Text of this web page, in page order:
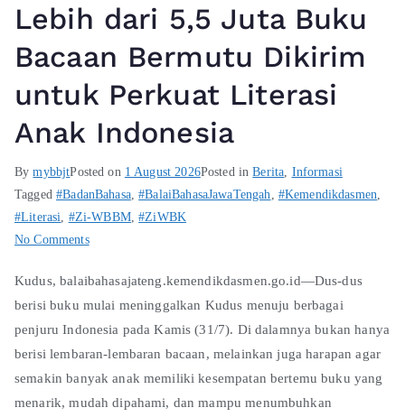
Lebih dari 5,5 Juta Buku
Bacaan Bermutu Dikirim
untuk Perkuat Literasi
Anak Indonesia
BymybbjtPosted on 1 August 2026Posted inBerita Informasi
Tagged#BadanBahasa,#BalaiBahasaJawaTengah #Kemendikdasmen
#Literasi
#Zi-WBBM,#ZiWBK
No Comments
Kudus, balaibahasajateng.kemendikdasmen.go.id—Dus-dus
berisi buku mulai meninggalkan Kudus menuju berbagai
penjuru Indonesia pada Kamis (31/7). Di dalamnya bukan hanya
berisi lembaran-lembaran bacaan, melainkan juga harapan agar
semakin banyak anak memiliki kesempatan bertemu buku yang
menarik, mudah dipahami, dan mampu menumbuhkan